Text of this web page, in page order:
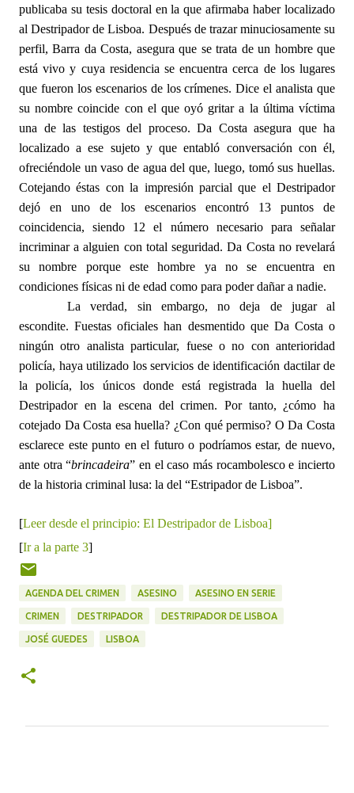
publicaba su tesis doctoral en la que afirmaba haber localizado
al Destripador de Lisboa. Después de trazar minuciosamente su
perfil, Barra da Costa, asegura que se trata de un hombre que
está vivo y cuya residencia se encuentra cerca de los lugares
que fueron los escenarios de los crímenes. Dice el analista que
su nombre coincide con el que oyó gritar a la última víctima
una de las testigos del proceso. Da Costa asegura que ha
localizado a ese sujeto y que entabló conversación con él,
ofreciéndole un vaso de agua del que, luego, tomó sus huellas.
Cotejando éstas con la impresión parcial que el Destripador
dejó en uno de los escenarios encontró 13 puntos de
coincidencia, siendo 12 el número necesario para señalar
incriminar a alguien con total seguridad. Da Costa no revelará
su nombre porque este hombre ya no se encuentra en
condiciones físicas ni de edad como para poder dañar a nadie.
La verdad, sin embargo, no deja de jugar al
escondite. Fuestas oficiales han desmentido que Da Costa o
ningún otro analista particular, fuese o no con anterioridad
policía, haya utilizado los servicios de identificación dactilar de
la policía, los únicos donde está registrada la huella del
Destripador en la escena del crimen. Por tanto, ¿cómo ha
cotejado Da Costa esa huella? ¿Con qué permiso? O Da Costa
esclarece este punto en el futuro o podríamos estar, de nuevo,
ante otra “brincadeira” en el caso más rocambolesco e incierto
de la historia criminal lusa: la del “Estripador de Lisboa”.
[Leer desde el principio: El Destripador de Lisboa]
[Ir a la parte 3]
AGENDA DEL CRIMEN ASESINO ASESINO EN SERIE
CRIMEN DESTRIPADOR DESTRIPADOR DE LISBOA
JOSÉ GUEDES LISBOA